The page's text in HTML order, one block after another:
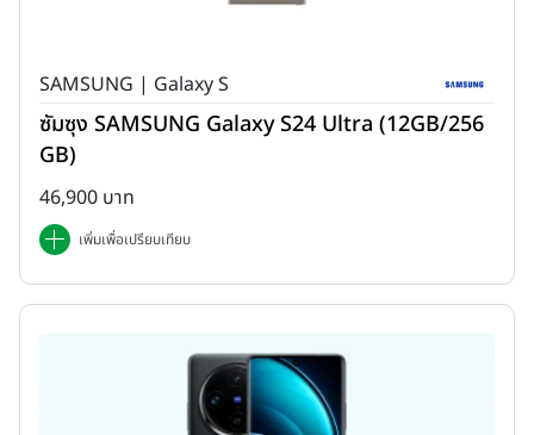
SAMSUNG | Galaxy S
ซัมซุง SAMSUNG Galaxy S24 Ultra (12GB/256
GB)
46,900 บาท
เพิ่มเพื่อเปรียบเทียบ